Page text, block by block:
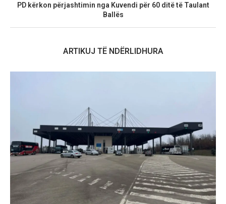
PD kërkon përjashtimin nga Kuvendi për 60 ditë të Taulant
Ballës
ARTIKUJ TË NDËRLIDHURA